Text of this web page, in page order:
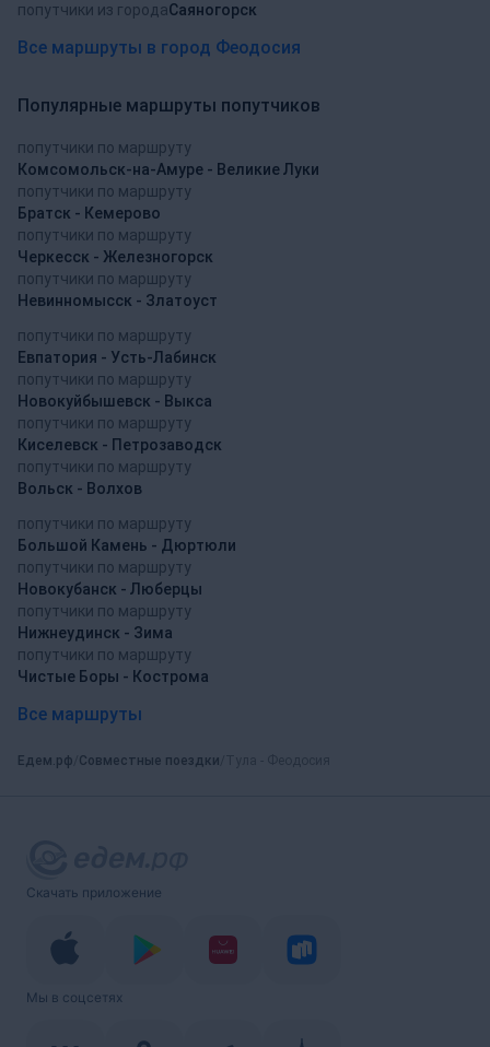
попутчики из городаСаяногорск
Все маршруты в город Феодосия
Популярные маршруты попутчиков
попутчики по маршруту
Комсомольск-на-Амуре - Великие Луки
попутчики по маршруту
Братск - Кемерово
попутчики по маршруту
Черкесск - Железногорск
попутчики по маршруту
Невинномысск - Златоуст
попутчики по маршруту
Евпатория - Усть-Лабинск
попутчики по маршруту
Новокуйбышевск - Выкса
попутчики по маршруту
Киселевск - Петрозаводск
попутчики по маршруту
Вольск - Волхов
попутчики по маршруту
Большой Камень - Дюртюли
попутчики по маршруту
Новокубанск - Люберцы
попутчики по маршруту
Нижнеудинск - Зима
попутчики по маршруту
Чистые Боры - Кострома
Все маршруты
Едем.рф Совместные поездки
Скачать приложение
Мы в соцсетях